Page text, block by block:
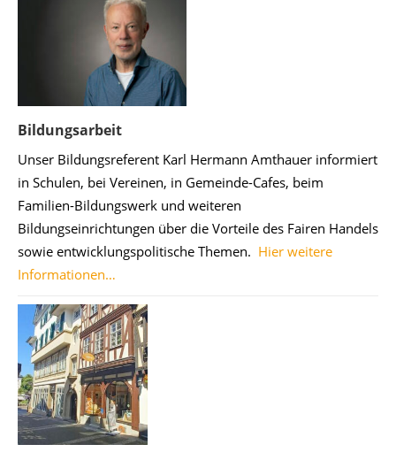
Bildungsarbeit
Unser Bildungsreferent Karl Hermann Amthauer informiert
in Schulen, bei Vereinen, in Gemeinde-Cafes, beim
Familien-Bildungswerk und weiteren
Bildungseinrichtungen über die Vorteile des Fairen Handels
sowie entwicklungspolitische Themen. Hier weitere
Informationen…